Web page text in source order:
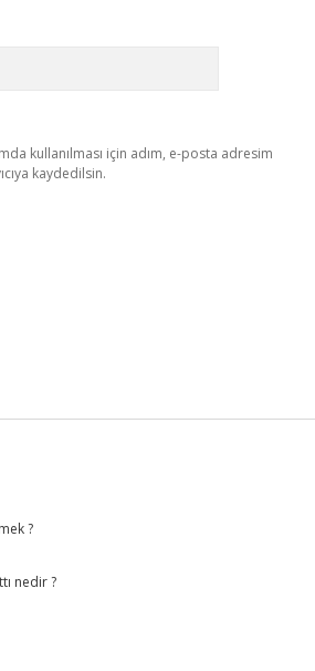
kullanılması için adım, e-posta adresim
kaydedilsin.
?
nedir ?